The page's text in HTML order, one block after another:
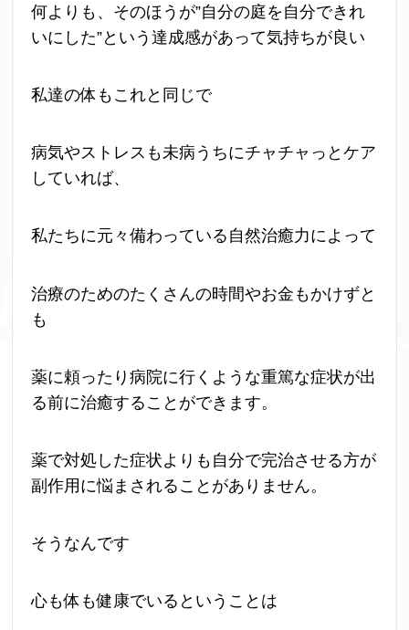
何よりも、そのほうが”自分の庭を自分できれ
いにした”という達成感があって気持ちが良い
私達の体もこれと同じで
病気やストレスも未病うちにチャチャっとケア
していれば、
私たちに元々備わっている自然治癒力によって
治療のためのたくさんの時間やお金もかけずと
も
薬に頼ったり病院に行くような重篤な症状が出
る前に治癒することができます。
薬で対処した症状よりも自分で完治させる方が
副作用に悩まされることがありません。
そうなんです
心も体も健康でいるということは